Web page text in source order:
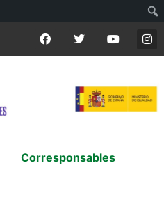
Corresponsables